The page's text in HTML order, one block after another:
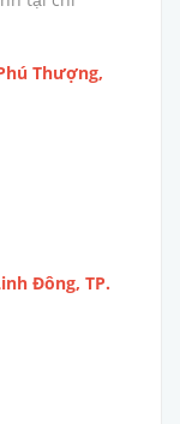
Thượng,
Đông, TP.